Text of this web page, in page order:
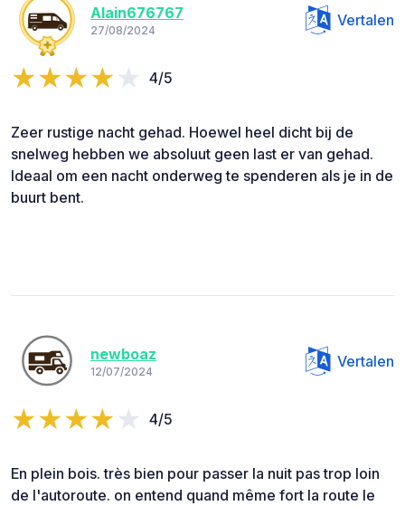
Alain676767
27/08/2024
Vertalen
4/5
Zeer rustige nacht gehad. Hoewel heel dicht bij de
snelweg hebben we absoluut geen last er van gehad.
Ideaal om een nacht onderweg te spenderen als je in de
buurt bent.
newboaz
12/07/2024
Vertalen
4/5
En plein bois. très bien pour passer la nuit pas trop loin
de l'autoroute. on entend quand même fort la route le